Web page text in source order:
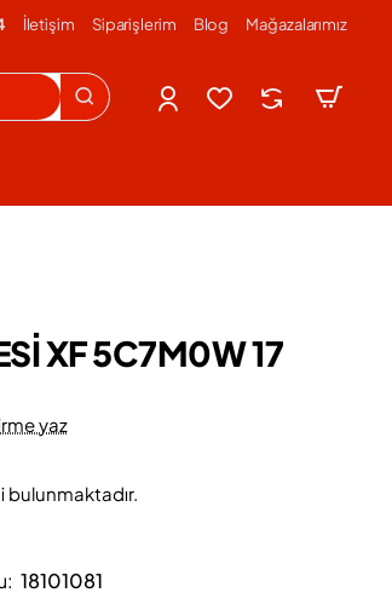
İletişim Siparişlerim Blog Mağazalarımız
XF 5C7M0W 17
bulunmaktadır.
yaz
18101081